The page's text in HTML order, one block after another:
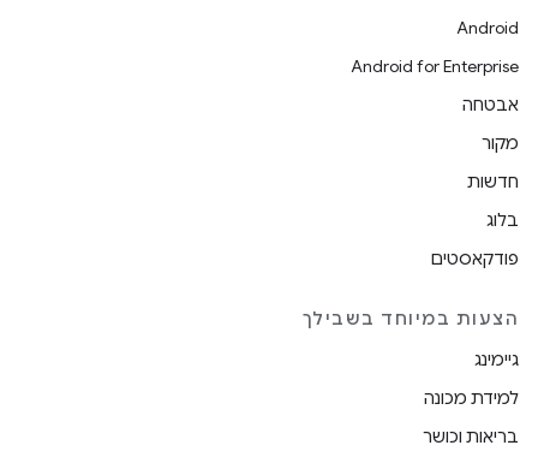
Android
Android for Enterprise
אבטחה
מקור
חדשות
בלוג
פודקאסטים
הצעות במיוחד בשבילך
גיימינג
למידת מכונה
בריאות וכושר